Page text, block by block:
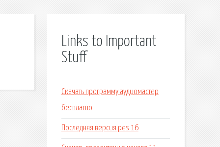
Links to Important
Stuff
Скачать программу аудиомастер
бесплатно
Последняя версия pes 16